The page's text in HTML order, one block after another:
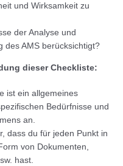
und Wirksamkeit zu
der Analyse und
des AMS berücksichtigt?
dieser Checkliste:
ist ein allgemeines
Bedürfnisse und
an.
dass du für jeden Punkt in
von Dokumenten,
hast.